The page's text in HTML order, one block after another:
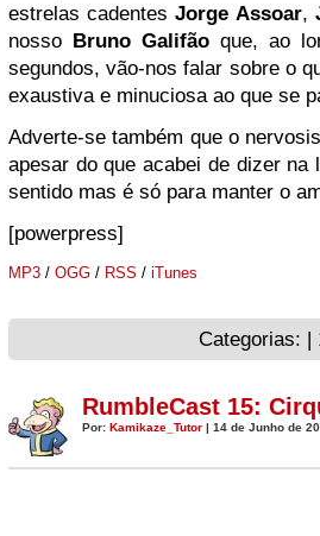
estrelas cadentesJorge Assoar,
nosso Bruno Galifão que, ao
segundos, vão-nos falar sobre o
exaustiva e minuciosa ao que se
Adverte-se também que o
apesar do que acabei de dizer na
sentido mas é só para manter o
[powerpress]
MP3 / OGG / RSS / iTunes
Categorias: |
RumbleCast 15:
Por: Kamikaze_Tutor | 14 de Junho de